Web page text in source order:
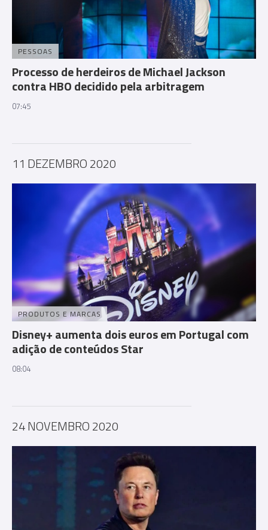
PESSOAS
Processo de herdeiros de Michael Jackson
contra HBO decidido pela arbitragem
07:45
11 DEZEMBRO 2020
PRODUTOS E MARCAS
Disney+ aumenta dois euros em Portugal com
adição de conteúdos Star
08:04
24 NOVEMBRO 2020